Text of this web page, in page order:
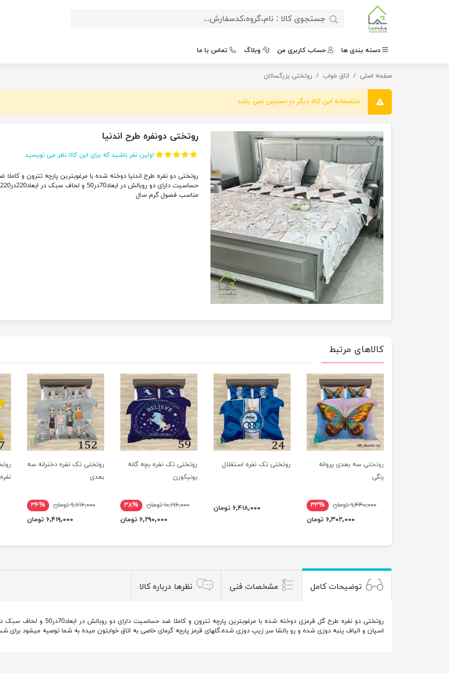
دسته بندی ها حساب کاربری من وبلاگ تماس با ما
صفحه اصلی اتاق خواب روتختی بزرگسالان روتختی دونفره طرح اندنیا
متاسفانه این کالا دیگر در دسترس نمی باشد
روتختی دونفره طرح اندنیا
اولین نفر باشید که برای این کالا نظر می نویسید
روتختی دو نفره طرح اندنیا دوخته شده با مرغوبترین پارچه تترون و کاملا
حساسیت دارای دو روبالش در ابعاد70در50 و لحاف سبک در ابعاد220در220
مناسب فصول گرم سال
کالاهای مرتبط
روتختی سه بعدی پروانه
رنگی
۹,۴۴۰,۰۰۰ تومان
۳۳%
۶,۳۰۲,۰۰۰ تومان
روتختی تک نفره استقلال
۶,۴۱۸,۰۰۰ تومان
روتختی تک نفره بچه گانه
یونیکورن
۱۰,۱۹۶,۰۰۰ تومان
۳۸%
۶,۲۹۰,۰۰۰ تومان
روتختی تک نفره دخترانه سه
بعدی
۹,۷۱۶,۰۰۰ تومان
۳۴%
۶,۴۱۹,۰۰۰ تومان
نفره سه
previus
توضیحات کامل مشخصات فنی نظرها درباره کالا
اسپان و الیاف پنبه دوزی شده و رو بالشا سر زیپ دوزی شده.گلهای قرمز پارچه گرمای خاصی به اتاق خوابتون میده به شما توصیه میشود برای